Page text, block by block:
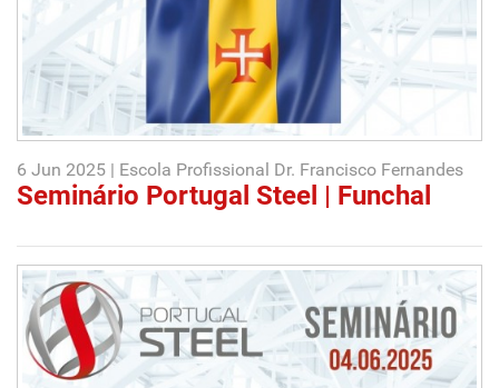
6 Jun 2025 | Escola Profissional Dr. Francisco Fernandes
Seminário Portugal Steel | Funchal